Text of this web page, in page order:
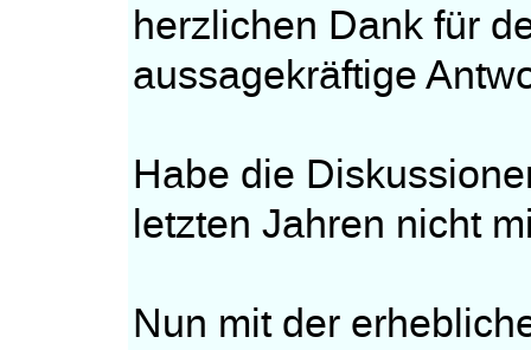
herzlichen Dank für
aussagekräftige
Habe die
letzten Jahren nicht
Nun mit der